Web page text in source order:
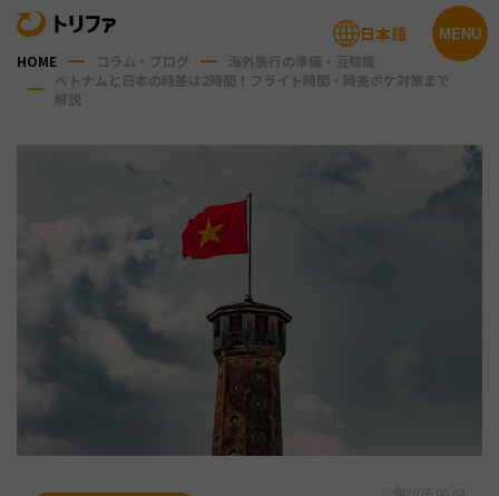
MENU
日本語
HOME コラム・ブログ
海外旅行の準備・豆知識
ベトナムと日本の時差は2時間！フライト時間・時差ボケ対策まで
解説